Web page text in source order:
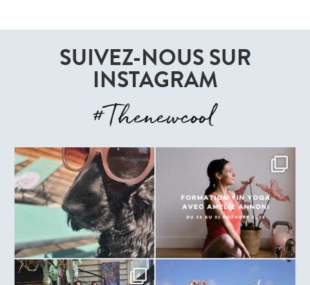
SUIVEZ-NOUS SUR
INSTAGRAM
#Thenewcool